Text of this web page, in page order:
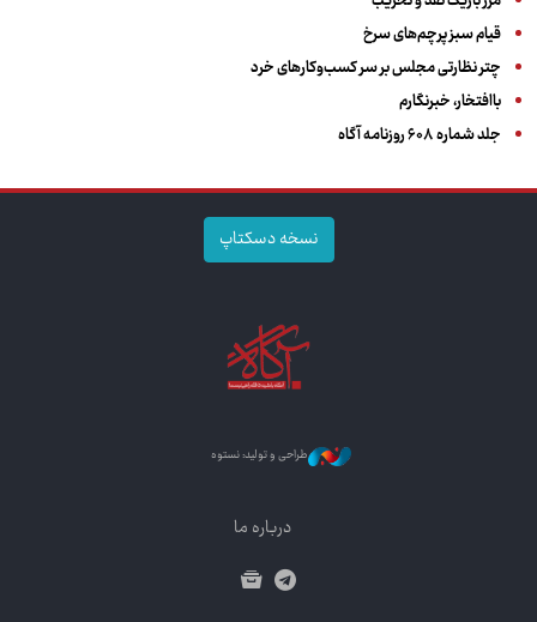
قیام سبز پرچم‌های سرخ
چتر نظارتی مجلس بر سر کسب‌وکارهای خرد
باافتخار، خبرنگارم
جلد شماره ۶۰۸ روزنامه آگاه
نسخه دسکتاپ
طراحی و تولید: نستوه
درباره ما